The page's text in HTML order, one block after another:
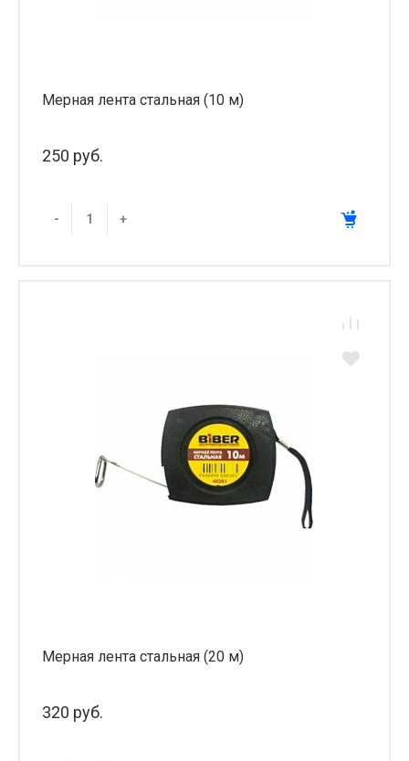
Мерная лента стальная (10 м)
250 руб.
- +
Мерная лента стальная (20 м)
320 руб.